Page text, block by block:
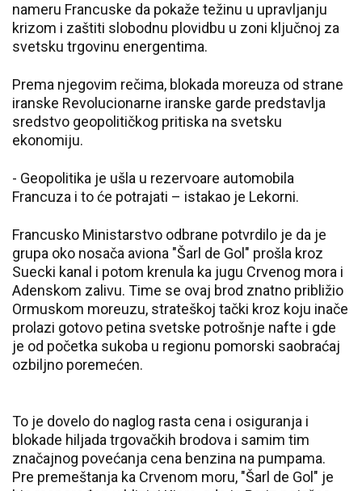
nameru Francuske da pokaže težinu u upravljanju
krizom i zaštiti slobodnu plovidbu u zoni ključnoj za
svetsku trgovinu energentima.
Prema njegovim rečima, blokada moreuza od strane
iranske Revolucionarne iranske garde predstavlja
sredstvo geopolitičkog pritiska na svetsku
ekonomiju.
- Geopolitika je ušla u rezervoare automobila
Francuza i to će potrajati – istakao je Lekorni.
Francusko Ministarstvo odbrane potvrdilo je da je
grupa oko nosača aviona "Šarl de Gol" prošla kroz
Suecki kanal i potom krenula ka jugu Crvenog mora i
Adenskom zalivu. Time se ovaj brod znatno približio
Ormuskom moreuzu, strateškoj tački kroz koju inače
prolazi gotovo petina svetske potrošnje nafte i gde
je od početka sukoba u regionu pomorski saobraćaj
ozbiljno poremećen.
To je dovelo do naglog rasta cena i osiguranja i
blokade hiljada trgovačkih brodova i samim tim
značajnog povećanja cena benzina na pumpama.
Pre premeštanja ka Crvenom moru, "Šarl de Gol" je